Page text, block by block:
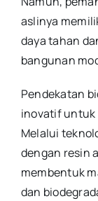
aslinya
daya tahan
bangunan
Pendekatan
inovatif untuk
Melalui
dengan resin
membentuk
dan